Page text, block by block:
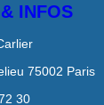
INFOS
75002 Paris
30